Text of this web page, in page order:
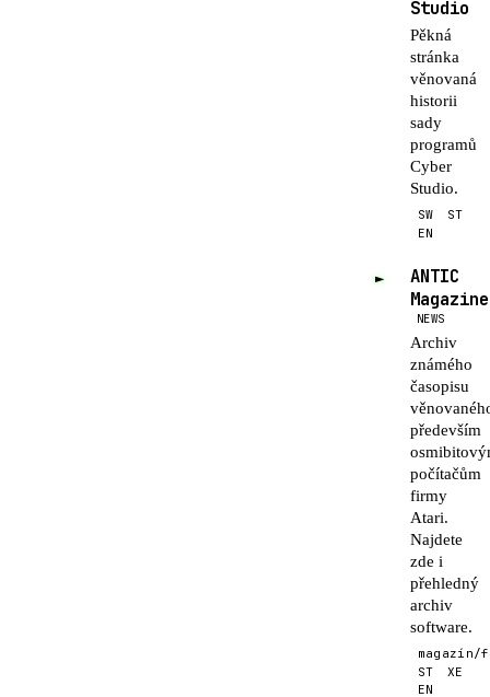
Studio
Pěkná
stránka
věnovaná
historii
sady
programů
Cyber
Studio.
SW
ST
EN
►
ANTIC
Magazine
NEWS
Archiv
známého
časopisu
především
počítačům
firmy
Atari.
Najdete
zde i
přehledný
archiv
software.
magazín/
ST
XE
EN